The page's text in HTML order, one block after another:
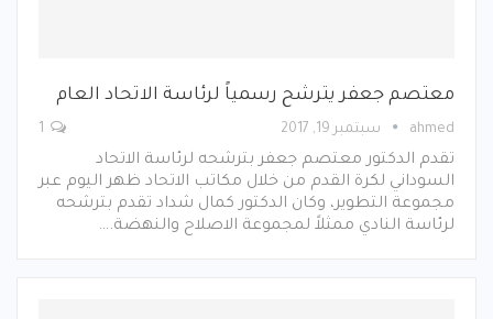
معتصم جعفر يترشح رسمياً لرئاسة الاتحاد العام
ahmed سبتمبر 19, 2017
تقدم الدكتور معتصم جعفر بترشحه لرئاسة الاتحاد
السوداني لكرة القدم من خلال مكاتب الاتحاد ظهر اليوم عبر
مجموعة التطوير، وكان الدكتور كمال شداد تقدم بترشحه
لرئاسة النادي ممثلاً لمجموعة الاصلاح والنهضة.…